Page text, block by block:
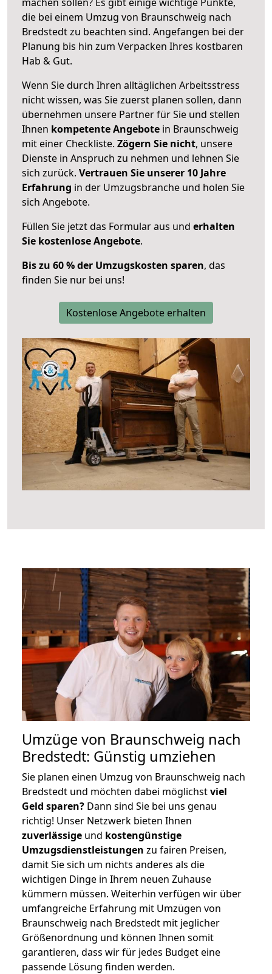
die bei einem Umzug von Braunschweig nach
Bredstedt zu beachten sind. Angefangen bei der
Planung bis hin zum Verpacken Ihres kostbaren
Hab & Gut.
Wenn Sie durch Ihren alltäglichen Arbeitsstress
nicht wissen, was Sie zuerst planen sollen, dann
übernehmen unsere Partner für Sie und stellen
Ihnen kompetente Angebote in Braunschweig
mit einer Checkliste. Zögern Sie nicht, unsere
Dienste in Anspruch zu nehmen und lehnen Sie
sich zurück. Vertrauen Sie unserer 10 Jahre
Erfahrung in der Umzugsbranche und holen Sie
sich Angebote.
Füllen Sie jetzt das Formular aus und erhalten
Sie kostenlose Angebote.
Bis zu 60 % der Umzugskosten sparen, das
finden Sie nur bei uns!
Kostenlose Angebote erhalten
Umzüge von Braunschweig nach
Bredstedt: Günstig umziehen
Sie planen einen Umzug von Braunschweig nach
Bredstedt und möchten dabei möglichstviel
Geld sparen? Dann sind Sie bei uns genau
richtig! Unser Netzwerk bieten Ihnen
zuverlässige und kostengünstige
Umzugsdienstleistungen zu fairen Preisen,
damit Sie sich um nichts anderes als die
wichtigen Dinge in Ihrem neuen Zuhause
kümmern müssen. Weiterhin verfügen wir über
umfangreiche Erfahrung mit Umzügen von
Braunschweig nach Bredstedt mit jeglicher
Größenordnung und können Ihnen somit
garantieren, dass wir für jedes Budget eine
passende Lösung finden werden.